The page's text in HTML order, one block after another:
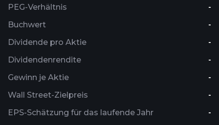
PEG-Verhältnis
-
Buchwert
-
Dividende pro Aktie
-
Dividendenrendite
-
Gewinn je Aktie
-
Wall Street-Zielpreis
-
EPS-Schätzung für das laufende Jahr
-